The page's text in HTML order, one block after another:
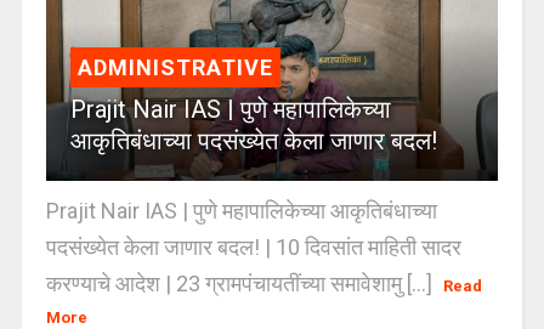
ADMINISTRATIVE
Prajit Nair IAS | पुणे महापालिकेच्या
आकृतिबंधाच्या पदसंख्येत केला जाणार बदल!
Prajit Nair IAS | पुणे महापालिकेच्या आकृतिबंधाच्या
पदसंख्येत केला जाणार बदल! | 10 दिवसांत माहिती सादर
करण्याचे आदेश | 23 ग्रामपंचायतींच्या समावेशामु [...]
Read
More